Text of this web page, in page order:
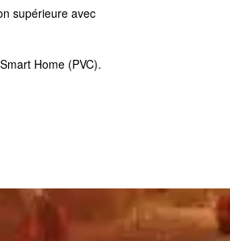
supérieure avec
Home (PVC).